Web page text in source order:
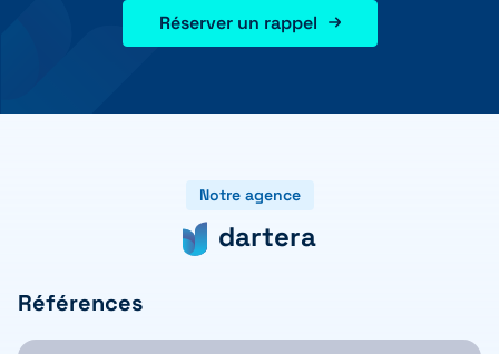
Réserver un rappel
Notre agence
dartera
Références